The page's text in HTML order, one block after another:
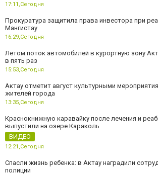
17:11,Сегодня
Прокуратура защитила права инвестора при
Мангистау
16:29,Сегодня
Летом поток автомобилей в курортную зону
в пять раз
15:53,Сегодня
Актау отметит август культурными
жителей города
13:35,Сегодня
Краснокнижную каравайку после лечения и
выпустили на озере Караколь
ВИДЕО
12:21,Сегодня
Спасли жизнь ребенка: в Актау наградили
полиции